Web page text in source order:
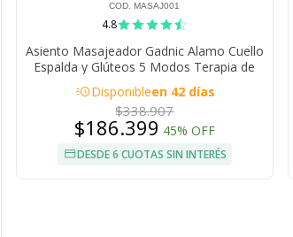
COD. MASAJ001
4.8
Asiento Masajeador Gadnic Alamo Cuello
Espalda y Glúteos 5 Modos Terapia de
Calor
acuteDisponibleen 42 días
$338.907
$186.399 45% OFF
DESDE 6 CUOTAS SIN INTERÉS